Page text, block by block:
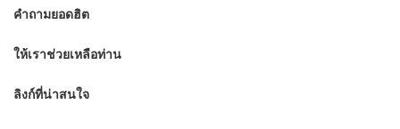
คำถามยอดฮิต
ให้เราช่วยเหลือท่าน
ลิงก์ที่น่าสนใจ